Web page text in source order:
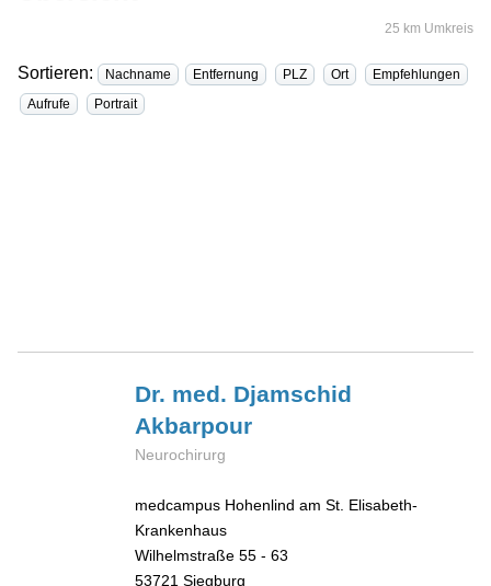
25 km Umkreis
Sortieren: Nachname Entfernung PLZ Ort
Empfehlungen
Aufrufe
Portrait
Dr. med. Djamschid
Akbarpour
Neurochirurg
medcampus Hohenlind am St. Elisabeth-
Krankenhaus
Wilhelmstraße 55 - 63
53721 Siegburg